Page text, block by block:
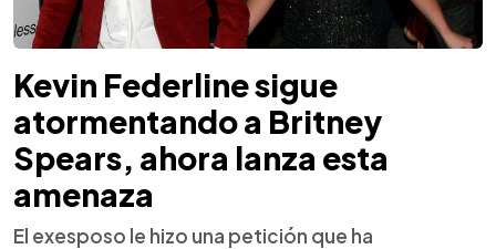
Kevin Federline sigue
atormentando a Britney
Spears, ahora lanza esta
amenaza
El exesposo le hizo una petición que ha